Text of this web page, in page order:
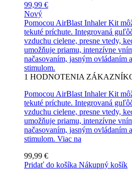
99,99 €
Nový
Pomocou AirBlast Inhaler Kit
tekuté príchute. Integrovaná
vzduchu cielene, presne vtedy,
umožňuje priamu, intenzívne
načasovaním, jasným ovládaním
stimulom.
1 HODNOTENIA
Pomocou AirBlast Inhaler Kit
tekuté príchute. Integrovaná
vzduchu cielene, presne vtedy,
umožňuje priamu, intenzívne
načasovaním, jasným ovládaním
stimulom. Viac na
99,99 €
Pridať do košíka Nákupný košík